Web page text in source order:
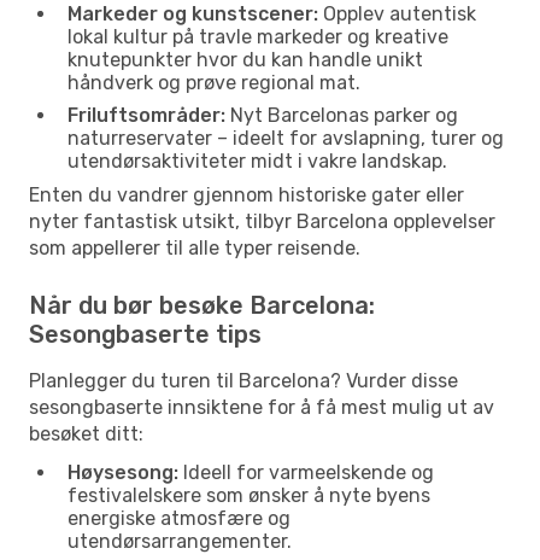
Markeder og kunstscener: Opplev autentisk
lokal kultur på travle markeder og kreative
knutepunkter hvor du kan handle unikt
håndverk og prøve regional mat.
Friluftsområder: Nyt Barcelonas parker og
naturreservater – ideelt for avslapning, turer og
utendørsaktiviteter midt i vakre landskap.
Enten du vandrer gjennom historiske gater eller
nyter fantastisk utsikt, tilbyr Barcelona opplevelser
som appellerer til alle typer reisende.
Når du bør besøke Barcelona:
Sesongbaserte tips
Planlegger du turen til Barcelona? Vurder disse
sesongbaserte innsiktene for å få mest mulig ut av
besøket ditt:
Høysesong: Ideell for varmeelskende og
festivalelskere som ønsker å nyte byens
energiske atmosfære og
utendørsarrangementer.